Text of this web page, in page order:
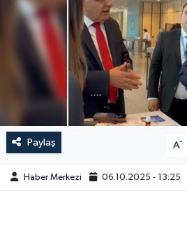
Paylaş A-
Haber Merkezi 06.10.2025 - 13:25